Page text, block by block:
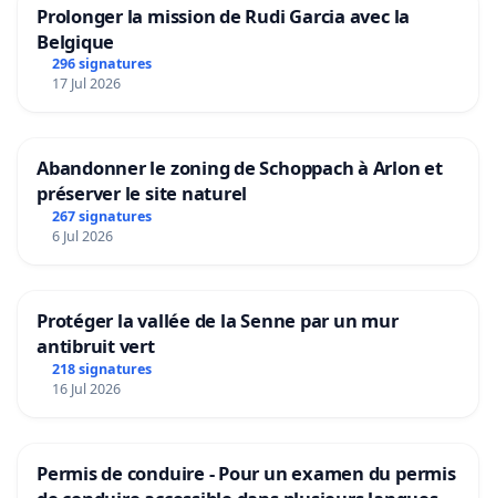
Prolonger la mission de Rudi Garcia avec la
Belgique
296 signatures
17 Jul 2026
Abandonner le zoning de Schoppach à Arlon et
préserver le site naturel
267 signatures
6 Jul 2026
Protéger la vallée de la Senne par un mur
antibruit vert
218 signatures
16 Jul 2026
Permis de conduire - Pour un examen du permis